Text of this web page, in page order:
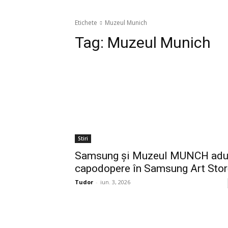
Etichete Muzeul Munich
Tag: Muzeul Munich
Stiri
Samsung și Muzeul MUNCH
capodopere în Samsung Art
Tudor - iun. 3, 2026